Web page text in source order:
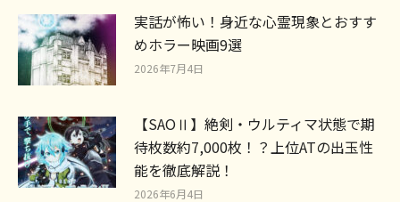
実話が怖い！身近な心霊現象とおすす
めホラー映画9選
2026年7月4日
【SAOⅡ】絶剣・ウルティマ状態で期
待枚数約7,000枚！？上位ATの出玉性
能を徹底解説！
2026年6月4日